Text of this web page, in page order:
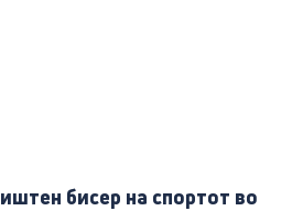
бисер на спортот во